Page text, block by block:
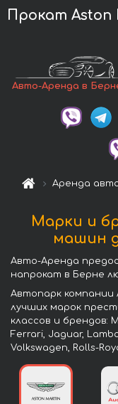
Прокат Aston
Авто-Аренда в
Аренда
Марки и
машин
Авто-Аренда
напрокат в Берне
Автопарк
лучших марок
классов и брендов:
Ferrari, Jaguar,
Volkswagen, Rolls-